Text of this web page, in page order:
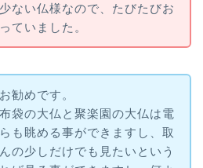
ない仏様なので、たびたびお
ていました。
勧めです。
袋の大仏と聚楽園の大仏は電
も眺める事ができますし、取
の少しだけでも見たいという